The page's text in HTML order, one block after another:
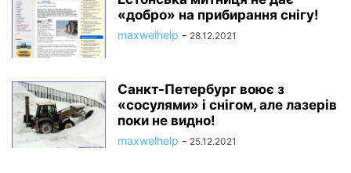
«добро» на прибирання снігу!
maxwelhelp - 28.12.2021
Санкт-Петербург воює з
«сосулями» і снігом, але лазерів
поки не видно!
maxwelhelp - 25.12.2021